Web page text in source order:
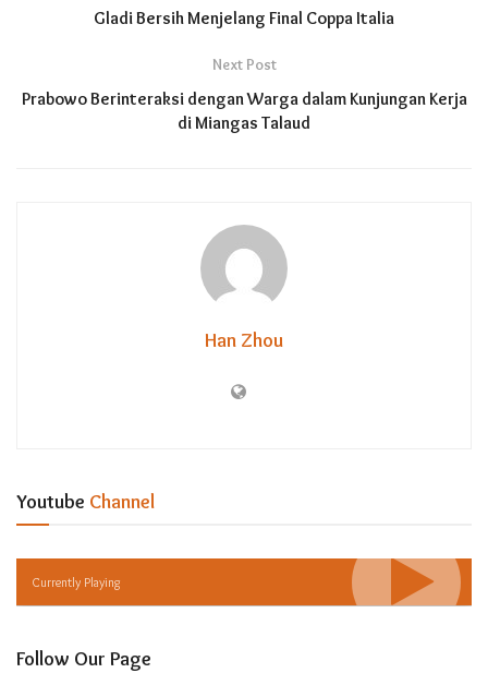
Gladi Bersih Menjelang Final Coppa Italia
Next Post
Prabowo Berinteraksi dengan Warga dalam Kunjungan Kerja
di Miangas Talaud
Han Zhou
Youtube Channel
Currently Playing
Follow Our Page